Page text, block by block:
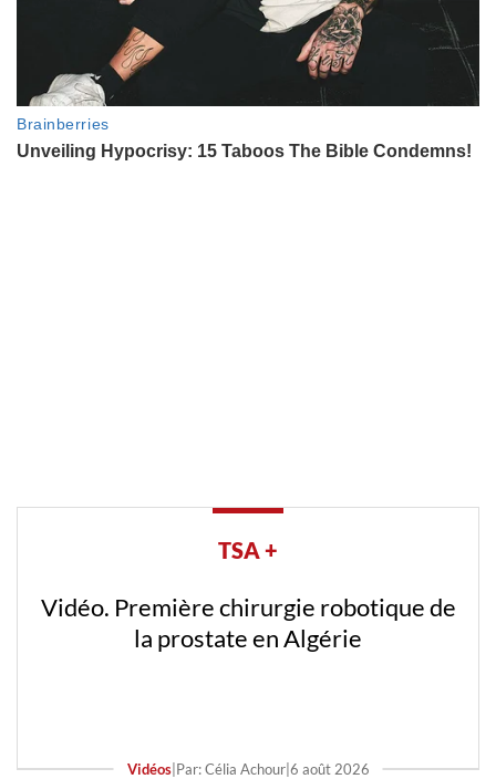
TSA +
Vidéo. Première chirurgie robotique de
la prostate en Algérie
Vidéos| Par: Célia Achour| 6 août 2026